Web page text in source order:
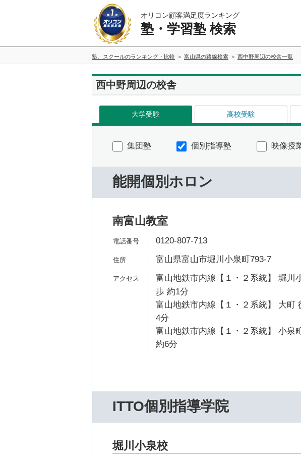
オリコン顧客満足度ランキング
塾・学習塾 検索
塾、スクールのランキング・比較 富山県の路線検索 西中野周辺の校舎一覧
西中野周辺の校舎
大学受験 高校受験
集団塾 個別指導塾 映像授
能開個別ホロン
南富山教室
0120-807-713
富山県富山市堀川小泉町793-7
富山地鉄市内線【１・２系統】 堀川
歩 約1分
富山地鉄市内線【１・２系統】 大町
4分
富山地鉄市内線【１・２系統】 小泉
約6分
ITTO個別指導学院
堀川小泉校